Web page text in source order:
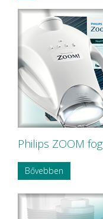
Philips ZOOM
Bővebben